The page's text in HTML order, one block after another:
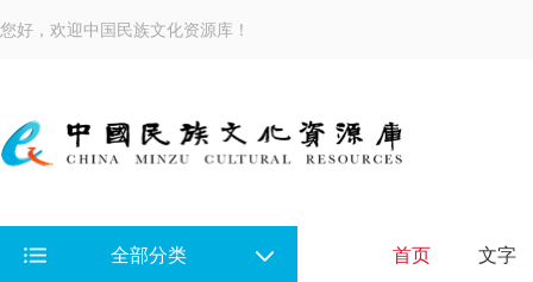
您好，欢迎中国民族文化资源库！
全部分类 首页 文字